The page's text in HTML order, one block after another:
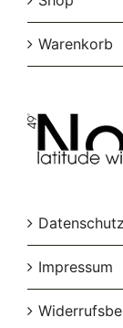
Warenkorb
Datenschutz
Impressum